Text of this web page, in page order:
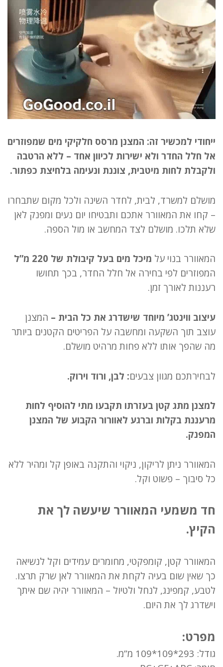
ייחודי למכשיר זה: המצנן מרסס חלקיקי מים שמפוזרים
אל חלל החדר ולא ישירות לכיוון אחד – ללא הרטבה
ולקבלת לחות מיטבית, צוננת ונעימה בלחיצת כפתור.
מושלם למשרד, לבית, לחדר השינה ולכל מקום שתבחרו
– קחו את המאוורר אתכם ותבטיחו יום נעים ומפנק לאן
שלא תלכו. מושלם לצד המחשב או מול הספה.
המאוורר בנוי על מיכל מים בעל קיבולת של 220 מ”ל
המפוזרים לפי בחירה אל חלל החדר, בכך תחושו
רעננות לאורך זמן.
עיצוב ווינטג’ מיוחד שישדרג את כל הבית – המצנן
עוצב תוך השקעה ומחשבה על הפריטים הקטנים ביותר
מה שהפך אותו ללא פחות מרהיט מושלם.
לבחירתכם מגוון צבעים: לבן, ורוד וירוק.
למצנן מתג קטן בעזרתו תקבעו מתי להוסיף לחות
מרעננת בקלות וברגע לאוורור הקבוע של המצנן
המפנק.
המאוורר ניתן לריקון, ניקוי והתקנה באופן קל ומהיר ללא
כל סיבוך – פשוט וקל.
חד משמעי המאוורר שיעשה לך את
הקיץ.
המאוורר קטן, קומפקטי, מחומרים עמידים וקל לנשיאה
כך שאין שום בעיה לקחת את המאוורר לאן שרק תרצו.
לטבע, קמפינג, לנחל ולטיול – המאוורר יהיה שם איתך
וישדרג לך את היום.
מפרט:
גודל: 293*109*109 מ”מ.